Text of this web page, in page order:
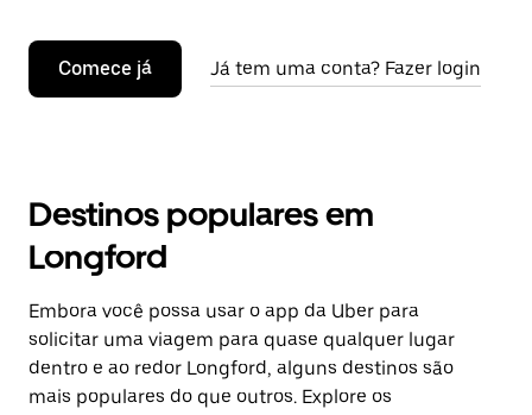
Comece já Já tem uma conta? Fazer login
Destinos populares em
Longford
Embora você possa usar o app da Uber para
solicitar uma viagem para quase qualquer lugar
dentro e ao redor Longford, alguns destinos são
mais populares do que outros. Explore os